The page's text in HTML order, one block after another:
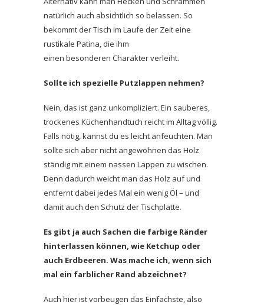
natürlich auch absichtlich so belassen. So
bekommt der Tisch im Laufe der Zeit eine
rustikale Patina, die ihm
einen besonderen Charakter verleiht.
Sollte ich spezielle Putzlappen nehmen?
Nein, das ist ganz unkompliziert. Ein sauberes,
trockenes Küchenhandtuch reicht im Alltag völlig.
Falls nötig, kannst du es leicht anfeuchten. Man
sollte sich aber nicht angewöhnen das Holz
ständig mit einem nassen Lappen zu wischen.
Denn dadurch weicht man das Holz auf und
entfernt dabei jedes Mal ein wenig Öl – und
damit auch den Schutz der Tischplatte.
Es gibt ja auch Sachen die farbige Ränder
hinterlassen können, wie Ketchup oder
auch Erdbeeren. Was mache ich, wenn sich
mal ein farblicher Rand abzeichnet?
Auch hier ist vorbeugen das Einfachste, also